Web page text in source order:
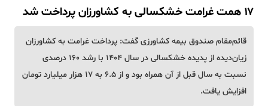
۱۷ همت غرامت خشکسالی به کشاورزان پرداخت شد
قائم‌مقام صندوق بیمه کشاورزی گفت:‌ پرداخت غرامت به کشاورزان
زیان‌دیده از پدیده خشکسالی در سال ۱۴۰۴ با رشد ۱۶۰ درصدی
نسبت به سال قبل از آن همراه بود و از ۶.۵ به ۱۷ هزار میلیارد تومان
افزایش یافت.